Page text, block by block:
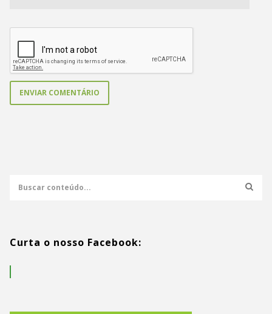
Curta o nosso Facebook: